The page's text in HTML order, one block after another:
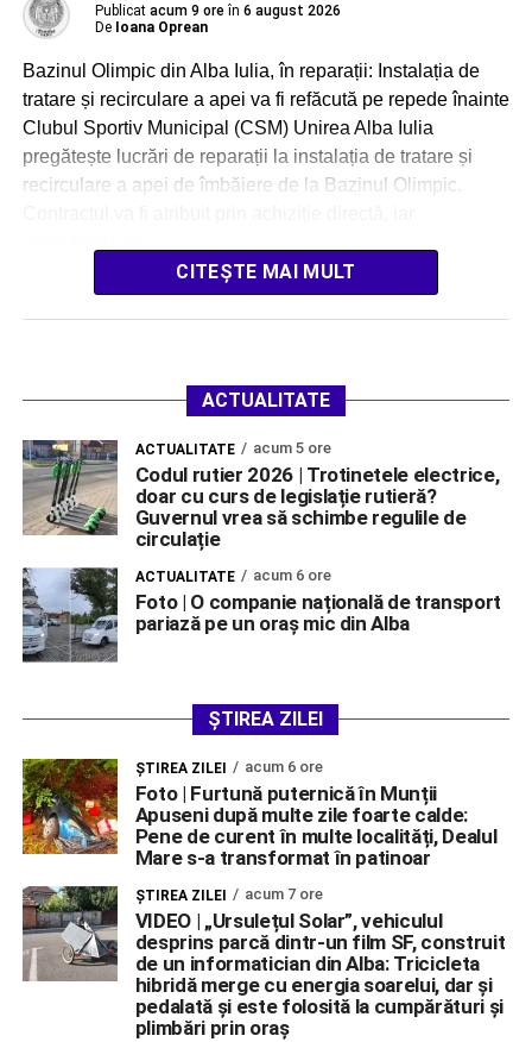
Publicat acum 9 ore în 6 august 2026
De Ioana Oprean
Bazinul Olimpic din Alba Iulia, în reparații: Instalația de
tratare și recirculare a apei va fi refăcută pe repede înainte
Clubul Sportiv Municipal (CSM) Unirea Alba Iulia
pregătește lucrări de reparații la instalația de tratare și
recirculare a apei de îmbăiere de la Bazinul Olimpic.
CITEȘTE MAI MULT
ACTUALITATE
ACTUALITATE acum 5 ore
Codul rutier 2026 | Trotinetele electrice,
doar cu curs de legislație rutieră?
Guvernul vrea să schimbe regulile de
circulație
ACTUALITATE acum 6 ore
Foto | O companie națională de transport
pariază pe un oraș mic din Alba
ȘTIREA ZILEI
ŞTIREA ZILEI acum 6 ore
Foto | Furtună puternică în Munții
Apuseni după multe zile foarte calde:
Pene de curent în multe localități, Dealul
Mare s-a transformat în patinoar
ŞTIREA ZILEI acum 7 ore
VIDEO | „Ursulețul Solar”, vehiculul
desprins parcă dintr-un film SF, construit
de un informatician din Alba: Tricicleta
hibridă merge cu energia soarelui, dar și
pedalată și este folosită la cumpărături și
plimbări prin oraș